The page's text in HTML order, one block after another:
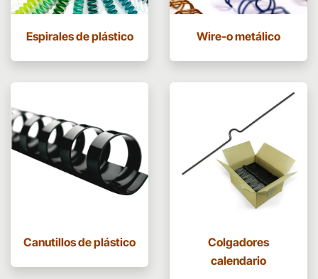
Espirales de plástico Wire-o metálico
Canutillos de plástico
Colgadores
calendario